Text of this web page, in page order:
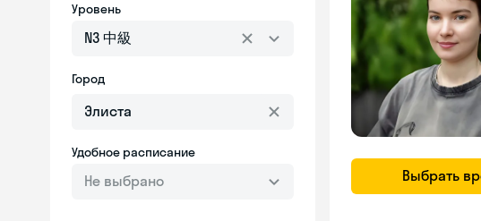
Уровень
N3 中級
Город
Удобное расписание
Не выбрано Выбрать